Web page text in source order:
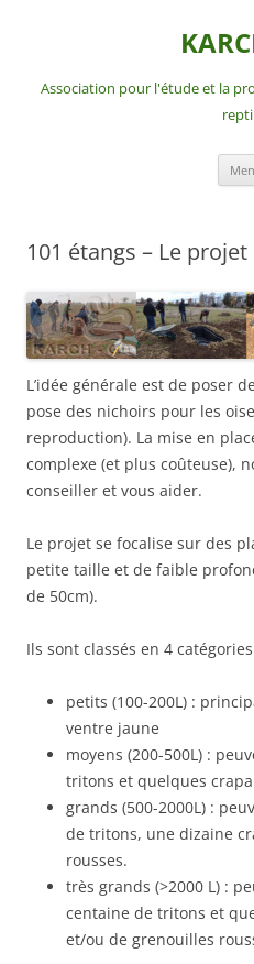
Association pour l'étude et la
101 étangs – Le projet
L’idée générale est de poser
pose des nichoirs pour les
reproduction). La mise en
complexe (et plus coûteuse),
conseiller et vous aider.
Le projet se focalise sur des
petite taille et de faible
de 50cm).
Ils sont classés en 4
petits (100-200L) :
ventre jaune
moyens (200-500L) :
tritons et quelques
grands (500-2000L) :
de tritons, une dizaine
rousses.
très grands (>2000 L) :
centaine de tritons et
et/ou de grenouilles